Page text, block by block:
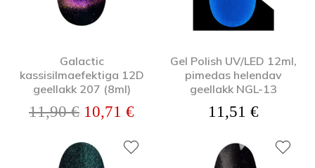
Galactic
kassisilmaefektiga 12D
geellakk 207 (8ml)
11,90€ Algne hind oli: 11,90 €.
10,71 €Praegune hind on: 10,71 €.
Gel Polish UV/LED 12ml,
pimedas helendav
geellakk NGL-13
11,51 €